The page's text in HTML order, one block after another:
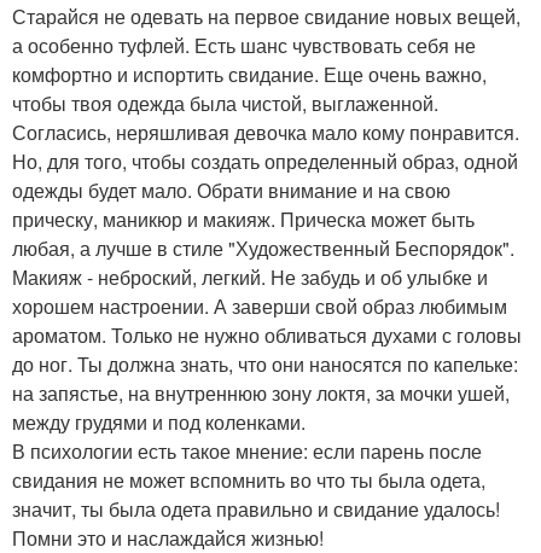
Старайся не одевать на первое свидание новых вещей,
а особенно туфлей. Есть шанс чувствовать себя не
комфортно и испортить свидание. Еще очень важно,
чтобы твоя одежда была чистой, выглаженной.
Согласись, неряшливая девочка мало кому понравится.
Но, для того, чтобы создать определенный образ, одной
одежды будет мало. Обрати внимание и на свою
прическу, маникюр и макияж. Прическа может быть
любая, а лучше в стиле "Художественный Беспорядок".
Макияж - неброский, легкий. Не забудь и об улыбке и
хорошем настроении. А заверши свой образ любимым
ароматом. Только не нужно обливаться духами с головы
до ног. Ты должна знать, что они наносятся по капельке:
на запястье, на внутреннюю зону локтя, за мочки ушей,
между грудями и под коленками.
В психологии есть такое мнение: если парень после
свидания не может вспомнить во что ты была одета,
значит, ты была одета правильно и свидание удалось!
Помни это и наслаждайся жизнью!